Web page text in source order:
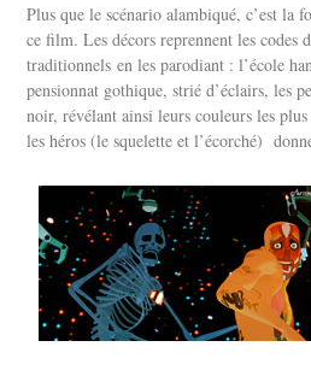
Plus que le scénario alambiqué, c’est la
ce film. Les décors reprennent les codes
traditionnels en les parodiant : l’école
pensionnat gothique, strié d’éclairs, les
noir, révélant ainsi leurs couleurs les
les héros (le squelette et l’écorché)